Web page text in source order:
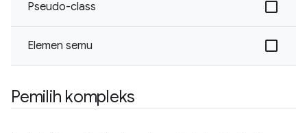
Pseudo-class
Elemen semu
Pemilih kompleks